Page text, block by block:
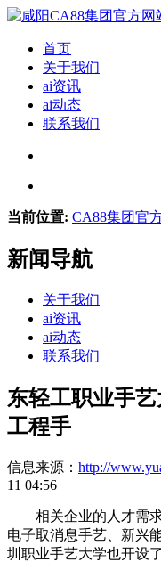
首页
关于我们
ai资讯
ai动态
联系我们
当前位置: CA88集团官
新闻导航
关于我们
ai资讯
ai动态
联系我们
东轻工职业手
工程手
信息来源： http://
11 04:56
相关企业的人才需求
电子取消息手艺、新兴
圳职业手艺大学也开设